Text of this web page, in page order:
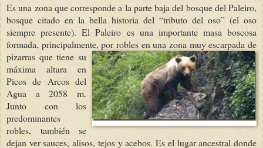
Es una zona que corresponde a la parte baja del bosque del Paleiro,
bosque citado en la bella historia del “tributo del oso” (el oso
siempre presente). El Paleiro es una importante masa boscosa
formada, principalmente, por robles en una zona muy escarpada de
pizarras que tiene su
máxima altura en
Picos de Arcos del
Agua a 2058 m.
Junto con los
predominantes
robles, también se
dejan ver sauces, alisos, tejos y acebos. Es el lugar ancestral donde